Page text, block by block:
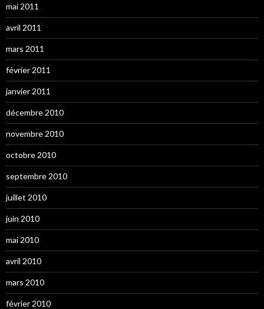
mai 2011
avril 2011
mars 2011
février 2011
janvier 2011
décembre 2010
novembre 2010
octobre 2010
septembre 2010
juillet 2010
juin 2010
mai 2010
avril 2010
mars 2010
février 2010